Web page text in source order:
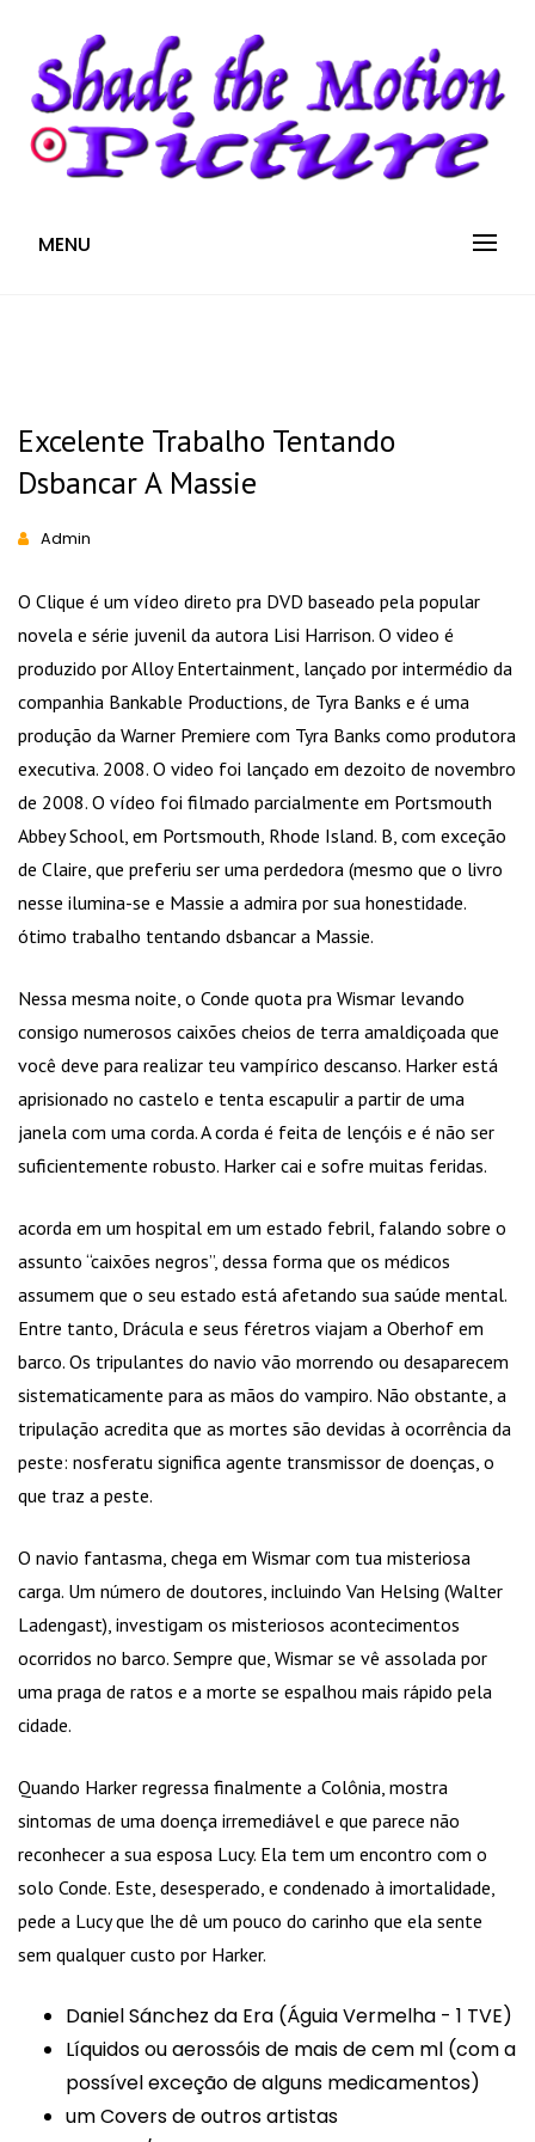
SHADE THE MOTION
MENU
Excelente Trabalho Tentando
Dsbancar A Massie
Admin
O Clique é um vídeo direto pra DVD baseado pela popular
novela e série juvenil da autora Lisi Harrison. O video é
produzido por Alloy Entertainment, lançado por intermédio da
companhia Bankable Productions, de Tyra Banks e é uma
produção da Warner Premiere com Tyra Banks como produtora
executiva. 2008. O video foi lançado em dezoito de novembro
de 2008. O vídeo foi filmado parcialmente em Portsmouth
Abbey School, em Portsmouth, Rhode Island. B, com exceção
de Claire, que preferiu ser uma perdedora (mesmo que o livro
nesse ilumina-se e Massie a admira por sua honestidade.
ótimo trabalho tentando dsbancar a Massie.
Nessa mesma noite, o Conde quota pra Wismar levando
consigo numerosos caixões cheios de terra amaldiçoada que
você deve para realizar teu vampírico descanso. Harker está
aprisionado no castelo e tenta escapulir a partir de uma
janela com uma corda. A corda é feita de lençóis e é não ser
suficientemente robusto. Harker cai e sofre muitas feridas.
acorda em um hospital em um estado febril, falando sobre o
assunto “caixões negros”, dessa forma que os médicos
assumem que o seu estado está afetando sua saúde mental.
Entre tanto, Drácula e seus féretros viajam a Oberhof em
barco. Os tripulantes do navio vão morrendo ou desaparecem
sistematicamente para as mãos do vampiro. Não obstante, a
tripulação acredita que as mortes são devidas à ocorrência da
peste: nosferatu significa agente transmissor de doenças, o
que traz a peste.
O navio fantasma, chega em Wismar com tua misteriosa
carga. Um número de doutores, incluindo Van Helsing (Walter
Ladengast), investigam os misteriosos acontecimentos
ocorridos no barco. Sempre que, Wismar se vê assolada por
uma praga de ratos e a morte se espalhou mais rápido pela
cidade.
Quando Harker regressa finalmente a Colônia, mostra
sintomas de uma doença irremediável e que parece não
reconhecer a sua esposa Lucy. Ela tem um encontro com o
solo Conde. Este, desesperado, e condenado à imortalidade,
pede a Lucy que lhe dê um pouco do carinho que ela sente
sem qualquer custo por Harker.
Daniel Sánchez da Era (Águia Vermelha - 1 TVE)
Líquidos ou aerossóis de mais de cem ml (com a
possível exceção de alguns medicamentos)
um Covers de outros artistas